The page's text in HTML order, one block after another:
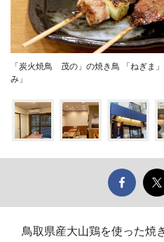
「炭火焼鳥 茂の」の焼き鳥 「ねぎま
み」
鳥取県産大山鶏を使った焼